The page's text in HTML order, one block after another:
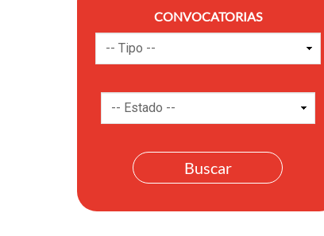
CONVOCATORIAS